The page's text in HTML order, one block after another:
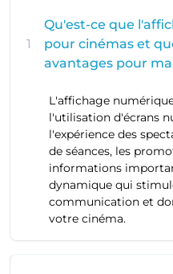
1
Qu'est-ce que
pour cinémas et
avantages pour ma
L'affichage
l'utilisation d'écrans
l'expérience des
de séances, les
informations
dynamique qui
communication et
votre cinéma.